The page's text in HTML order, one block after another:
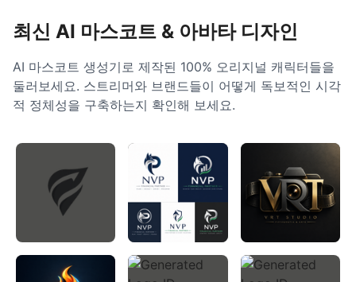
최신 AI 마스코트 & 아바타 디자인
AI 마스코트 생성기로 제작된 100% 오리지널 캐릭터들을
둘러보세요. 스트리머와 브랜드들이 어떻게 독보적인 시각
적 정체성을 구축하는지 확인해 보세요.